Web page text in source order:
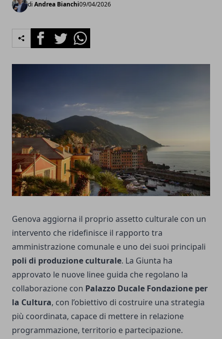
di Andrea Bianchi09/04/2026
FacebookTwitterWhatsapp
Genova aggiorna il proprio assetto culturale con un
intervento che ridefinisce il rapporto tra
amministrazione comunale e uno dei suoi principali
poli di produzione culturale. La Giunta ha
approvato le nuove linee guida che regolano la
collaborazione con Palazzo Ducale Fondazione per
la Cultura, con l’obiettivo di costruire una strategia
più coordinata, capace di mettere in relazione
programmazione, territorio e partecipazione.